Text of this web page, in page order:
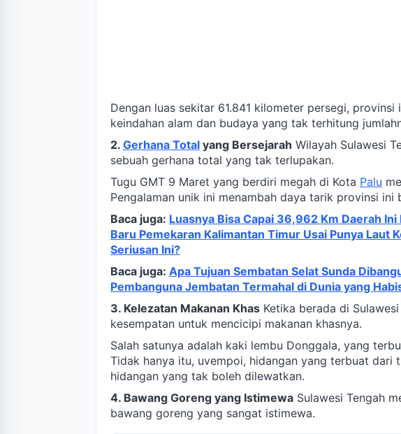
Dengan luas sekitar 61.841 kilometer persegi,
keindahan alam dan budaya yang tak terhitung
2. Gerhana Total yang Bersejarah Wilayah Sulawesi
sebuah gerhana total yang tak terlupakan.
Tugu GMT 9 Maret yang berdiri megah di Kota Palu
Pengalaman unik ini menambah daya tarik provinsi ini
Baca juga: Luasnya Bisa Capai 36,962 Km Daerah
Baru Pemekaran Kalimantan Timur Usai Punya Laut
Seriusan Ini?
Baca juga: Apa Tujuan Sembatan Selat Sunda
Pembanguna Jembatan Termahal di Dunia yang
3. Kelezatan Makanan Khas Ketika berada di
kesempatan untuk mencicipi makanan khasnya.
Salah satunya adalah kaki lembu Donggala, yang
Tidak hanya itu, uvempoi, hidangan yang terbuat dari
hidangan yang tak boleh dilewatkan.
4. Bawang Goreng yang Istimewa Sulawesi Tengah
bawang goreng yang sangat istimewa.